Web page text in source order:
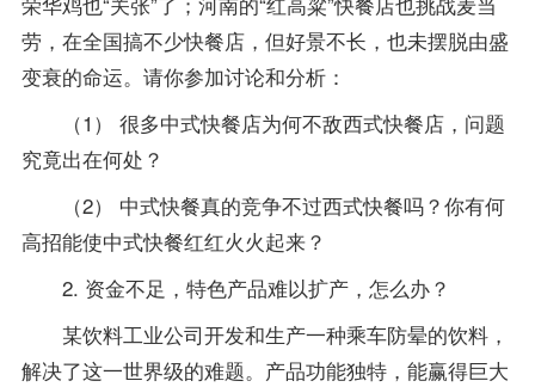
劳，在全国搞不少快餐店，但好景不长，也未摆脱由盛
变衰的命运。请你参加讨论和分析：
（1） 很多中式快餐店为何不敌西式快餐店，问题
究竟出在何处？
（2） 中式快餐真的竞争不过西式快餐吗？你有何
高招能使中式快餐红红火火起来？
2. 资金不足，特色产品难以扩产，怎么办？
某饮料工业公司开发和生产一种乘车防晕的饮料，
解决了这一世界级的难题。产品功能独特，能赢得巨大